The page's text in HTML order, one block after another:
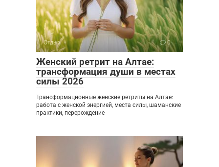
Отдых 0
Женский ретрит на Алтае:
трансформация души в местах
силы 2026
Трансформационные женские ретриты на Алтае:
работа с женской энергией, места силы, шаманские
практики, перерождение